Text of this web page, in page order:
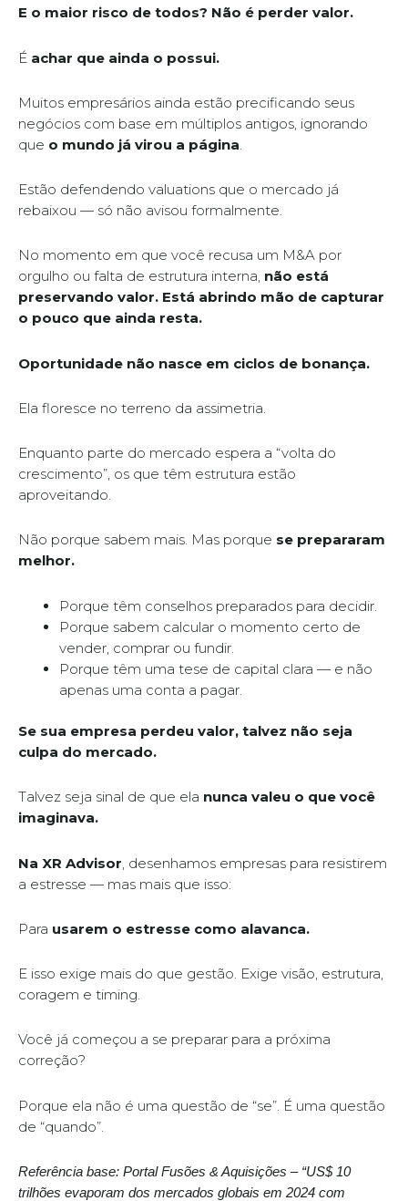
E o maior risco de todos? Não é perder valor.
É achar que ainda o possui.
Muitos empresários ainda estão precificando seus
negócios com base em múltiplos antigos, ignorando
que o mundo já virou a página
Estão defendendo valuations que o mercado já
rebaixou — só não avisou formalmente.
No momento em que você recusa um M&A por
orgulho ou falta de estrutura interna, não está
preservando valor. Está abrindo mão de capturar
o pouco que ainda resta.
Oportunidade não nasce em ciclos de bonança.
Ela floresce no terreno da assimetria.
Enquanto parte do mercado espera a “volta do
crescimento”, os que têm estrutura estão
aproveitando.
Não porque sabem mais. Mas porque se prepararam
melhor.
Porque têm conselhos preparados para decidir.
Porque sabem calcular o momento certo de
vender, comprar ou fundir.
Porque têm uma tese de capital clara — e não
apenas uma conta a pagar.
Se sua empresa perdeu valor, talvez não seja
culpa do mercado.
Talvez seja sinal de que ela nunca valeu o que você
imaginava.
Na XR Advisor , desenhamos empresas para resistirem
a estresse — mas mais que isso:
Para usarem o estresse como alavanca.
E isso exige mais do que gestão. Exige visão, estrutura,
coragem e timing.
Você já começou a se preparar para a próxima
correção?
Porque ela não é uma questão de “se”. É uma questão
de “quando”.
Referência base: Portal Fusões & Aquisições – “US$ 10
trilhões evaporam dos mercados globais em 2024 com